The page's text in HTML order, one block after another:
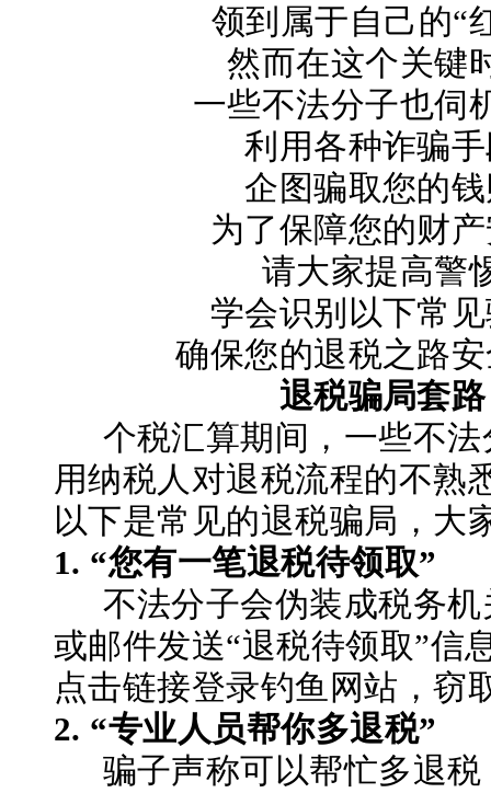
领到属于自己的“
然而在这个关键
一些不法分子也伺
利用各种诈骗
企图骗取您的
为了保障您的财
请大家提高警
学会识别以下常
确保您的退税之路
退税骗局套路
个税汇算期间，一些不
用纳税人对退税流程的不熟
以下是常见的退税骗局，大
1. “您有一笔退税待领取”
不法分子会伪装成税务
或邮件发送“退税待领取”信
点击链接登录钓鱼网站，窃
2. “专业人员帮你多退税”
骗子声称可以帮忙多退